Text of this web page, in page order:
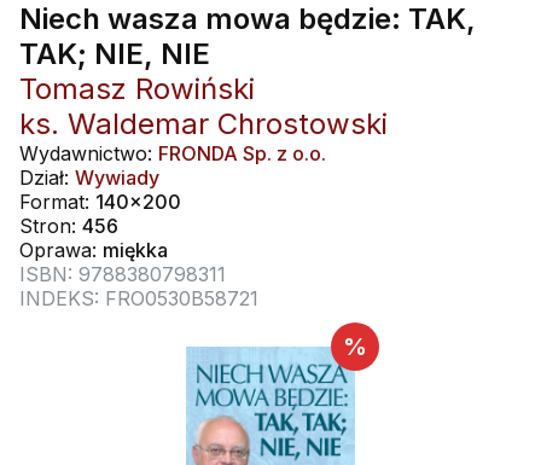
Pismo Święte
Kościół Katolicki
Duszpasterstwo
Teologia
Życie chrześcijańskie
Duchowość
Literatura piękna
Książki obcojęzyczne
Poradniki, leksykony...
Wszystko z kategorii - Multimedia
DVD
CD-ROM
Muzyka
Rekolekcje i inne na CD
Śpiew i modlitwa
Muzyka klasyczna
Dla Dzieci
Wszystko z kategorii - Dla Dzieci
Literatura (D)
Płyty, DVD (D)
Podręczniki i pomoce dydaktyczne
Podręczniki
Wszystko z kategorii - Podręczniki
Podręczniki i pomoce dydaktyczne
Zabawa i Nauka
Nowości
Zaloguj się
%
Niech wasza mowa będzie: TAK,
TAK; NIE, NIE
Tomasz Rowiński
ks. Waldemar Chrostowski
Wydawnictwo: FRONDA Sp. z o.o.
Dział: Wywiady
Format: 140x200
Stron: 456
Oprawa: miękka
ISBN: 9788380798311
INDEKS: FRO0530B58721